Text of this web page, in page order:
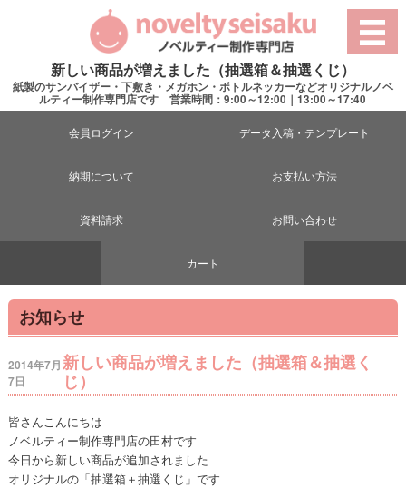
新しい商品が増えました（抽選箱＆抽選くじ）
紙製のサンバイザー・下敷き・メガホン・ボトルネッカーなどオリジナルノベ
ルティー制作専門店です 営業時間：9:00～12:00｜13:00～17:40
会員ログイン データ入稿・テンプレート
納期について お支払い方法
資料請求 お問い合わせ
カート
お知らせ
新しい商品が増えました（抽選箱＆抽選く
じ）
2014年7月
7日
皆さんこんにちは
ノベルティー制作専門店の田村です
今日から新しい商品が追加されました
オリジナルの「抽選箱＋抽選くじ」です